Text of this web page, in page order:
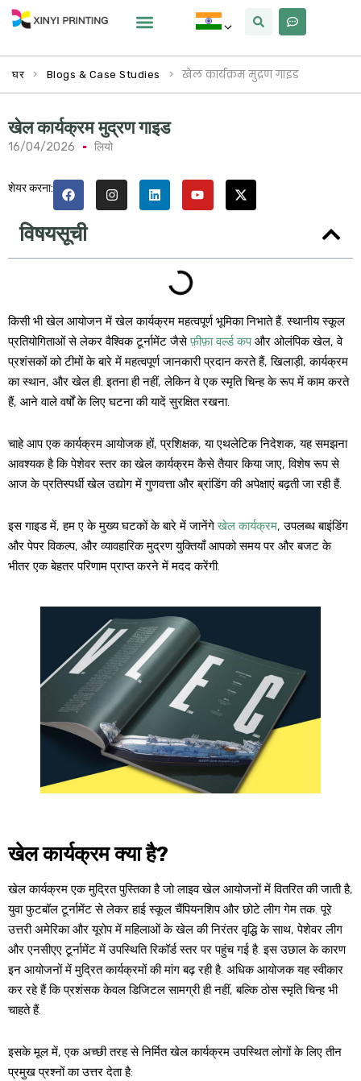
घर > Blogs & Case Studies > खेल कार्यक्रम मुद्रण गाइड
खेल कार्यक्रम मुद्रण गाइड
16/04/2026 लियो
शेयर करना:
विषयसूची
किसी भी खेल आयोजन में खेल कार्यक्रम महत्वपूर्ण भूमिका निभाते हैं. स्थानीय स्कूल
प्रतियोगिताओं से लेकर वैश्विक टूर्नामेंट जैसेफ़ीफ़ा वर्ल्ड कपऔर ओलंपिक खेल, वे
प्रशंसकों को टीमों के बारे में महत्वपूर्ण जानकारी प्रदान करते हैं, खिलाड़ी, कार्यक्रम
का स्थान, और खेल ही. इतना ही नहीं, लेकिन वे एक स्मृति चिन्ह के रूप में काम करते
हैं, आने वाले वर्षों के लिए घटना की यादें सुरक्षित रखना.
चाहे आप एक कार्यक्रम आयोजक हों, प्रशिक्षक, या एथलेटिक निदेशक, यह समझना
आवश्यक है कि पेशेवर स्तर का खेल कार्यक्रम कैसे तैयार किया जाए, विशेष रूप से
आज के प्रतिस्पर्धी खेल उद्योग में गुणवत्ता और ब्रांडिंग की अपेक्षाएं बढ़ती जा रही हैं.
इस गाइड में, हम ए के मुख्य घटकों के बारे में जानेंगेखेल कार्यक्रम, उपलब्ध बाइंडिंग
और पेपर विकल्प, और व्यावहारिक मुद्रण युक्तियाँ आपको समय पर और बजट के
भीतर एक बेहतर परिणाम प्राप्त करने में मदद करेंगी.
खेल कार्यक्रम क्या है?
खेल कार्यक्रम एक मुद्रित पुस्तिका है जो लाइव खेल आयोजनों में वितरित की जाती है,
युवा फुटबॉल टूर्नामेंट से लेकर हाई स्कूल चैंपियनशिप और छोटे लीग गेम तक. पूरे
उत्तरी अमेरिका और यूरोप में महिलाओं के खेल की निरंतर वृद्धि के साथ, पेशेवर लीग
और एनसीएए टूर्नामेंट में उपस्थिति रिकॉर्ड स्तर पर पहुंच गई है. इस उछाल के कारण
इन आयोजनों में मुद्रित कार्यक्रमों की मांग बढ़ रही है. अधिक आयोजक यह स्वीकार
कर रहे हैं कि प्रशंसक केवल डिजिटल सामग्री ही नहीं, बल्कि ठोस स्मृति चिन्ह भी
चाहते हैं.
इसके मूल में, एक अच्छी तरह से निर्मित खेल कार्यक्रम उपस्थित लोगों के लिए तीन
प्रमुख प्रश्नों का उत्तर देता है: